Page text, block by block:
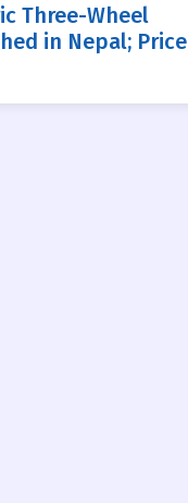
Three-Wheel
in Nepal; Price